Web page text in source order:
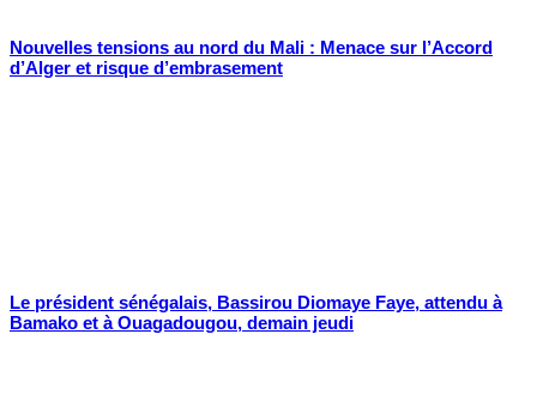
Nouvelles tensions au nord du Mali : Menace sur l’Accord
d’Alger et risque d’embrasement
Le président sénégalais, Bassirou Diomaye Faye, attendu à
Bamako et à Ouagadougou, demain jeudi